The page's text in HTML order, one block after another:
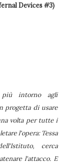
Devices #3)
intorno agli
progetta di usare
volta per tutte i
l'opera: Tessa
cerca
l'attacco. E